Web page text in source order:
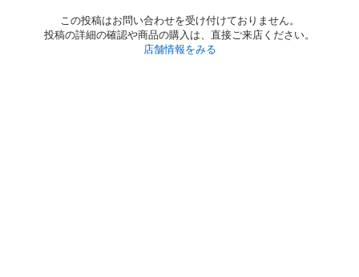
この投稿はお問い合わせを受け付けておりません。
投稿の詳細の確認や商品の購入は、直接ご来店ください。
店舗情報をみる